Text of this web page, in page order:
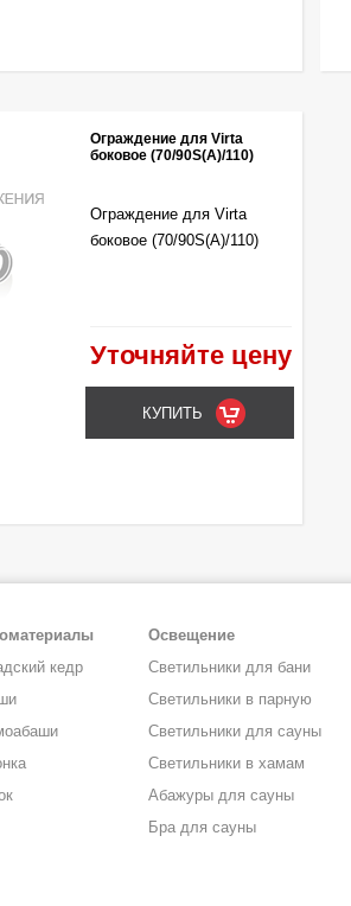
Ограждение для Virta
боковое (70/90S(A)/110)
Ограждение для Virta
боковое (70/90S(A)/110)
Уточняйте цену
кедр
Освещение
Светильники для бани
Светильники в парную
Светильники для сауны
Светильники в хамам
Абажуры для сауны
Бра для сауны